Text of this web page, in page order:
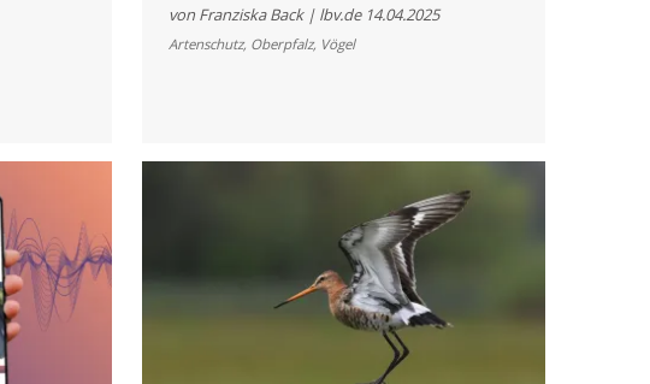
Vogelbeobachtung
mit
von Franziska Back | lbv.de 14.04.2025
Artenschutz, Oberpfalz, Vögel